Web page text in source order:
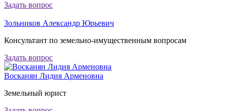
Задать вопрос
Зольников Александр Юрьевич
Консультант по земельно-имущественным вопросам
Задать вопрос
Восканян Лидия Арменовна
Земельный юрист